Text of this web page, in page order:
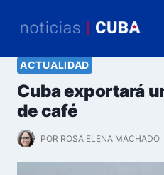
ACTUALIDAD
Cuba exportará
de café
POR ROSA ELENA MACHADO